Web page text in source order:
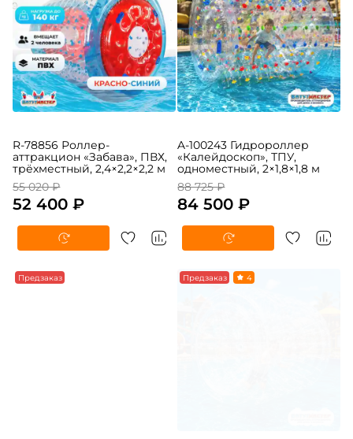
R-78856 Роллер-
аттракцион «Забава», ПВХ,
трёхместный, 2,4×2,2×2,2 м
52 400 ₽
A-100243 Гидророллер
«Калейдоскоп», ТПУ,
одноместный, 2×1,8×1,8 м
84 500 ₽